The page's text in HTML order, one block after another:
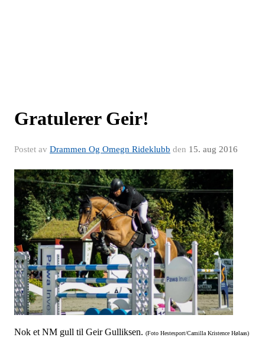
Gratulerer Geir!
Postet av Drammen Og Omegn Rideklubb den 15. aug 2016
Nok et NM gull til Geir Gulliksen. (Foto Hestesport/Camilla Kristence Hølaas)